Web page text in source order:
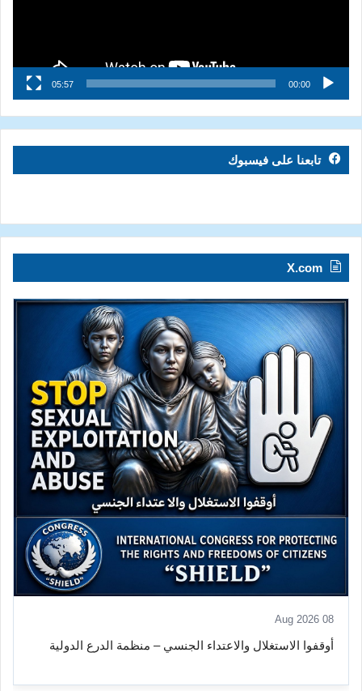
00:00
05:57
تابعنا على فيسبوك
X.com
08 Aug 2026
أوقفوا الاستغلال والاعتداء الجنسي – منظمة الدرع الدولية